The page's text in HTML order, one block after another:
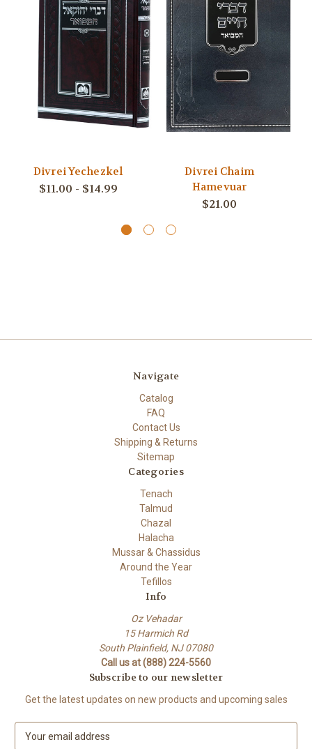
Divrei Yechezkel
$11.00 - $14.99
Divrei Chaim
Hamevuar
$21.00
Navigate
Catalog
FAQ
Contact Us
Shipping & Returns
Sitemap
Categories
Tenach
Talmud
Chazal
Halacha
Mussar & Chassidus
Around the Year
Tefillos
Info
Oz Vehadar
15 Harmich Rd
South Plainfield, NJ 07080
Call us at (888) 224-5560
Subscribe to our newsletter
Get the latest updates on new products and upcoming sales
E